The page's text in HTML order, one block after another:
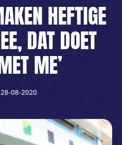
HEFTIGE
DAT DOET
ME’
28-08-2020